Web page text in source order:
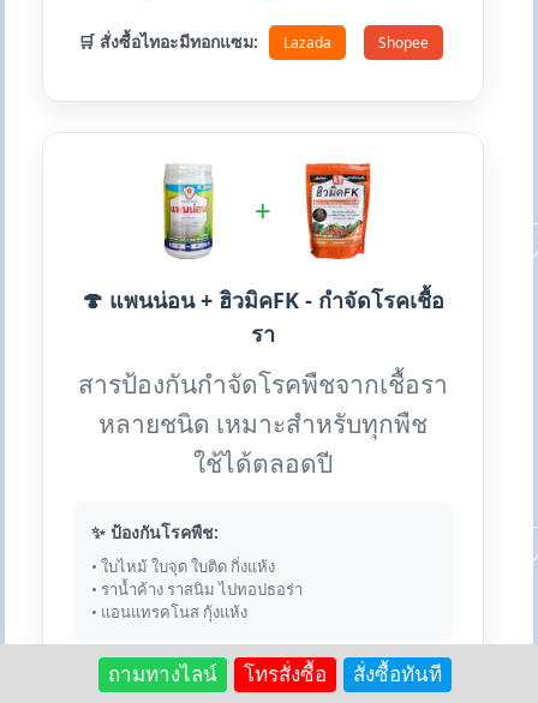
🛒 สั่งซื้อไทอะมีทอกแซม: Lazada Shopee
+
🍄 แพนน่อน + ฮิวมิคFK - กำจัดโรคเชื้อ
รา
สารป้องกันกำจัดโรคพืชจากเชื้อรา
หลายชนิด เหมาะสำหรับทุกพืช
ใช้ได้ตลอดปี
✨ ป้องกันโรคพืช:
• ใบไหม้ ใบจุด ใบติด กิ่งแห้ง
• ราน้ำค้าง ราสนิม ไปทอปธอร่า
• แอนแทรคโนส กุ้งแห้ง
💎 เหตุผลที่ใช้คู่กัน:
ถามทางไลน์ โทรสั่งซื้อ สั่งซื้อทันที